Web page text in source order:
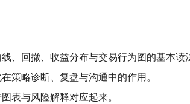
、回撤、收益分布与交易行为图的基本读
策略诊断、复盘与沟通中的作用。
表与风险解释对应起来。